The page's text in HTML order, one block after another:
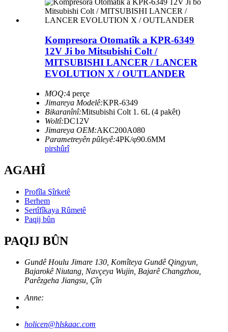
Kompresora Otomatîk a KPR-6349
12V Ji bo Mitsubishi Colt /
MITSUBISHI LANCER / LANCER
EVOLUTION X / OUTLANDER
MOQ:4 perçe
Jimareya Modelê:KPR-6349
Bikaranînî:Mitsubishi Colt 1. 6L (4 pakêt)
Woltî:DC12V
Jimareya OEM:AKC200A080
Parametreyên pûleyê:4PK/φ90.6MM
pirshûrî
AGAHÎ
Profîla Şîrketê
Berhem
Sertîfîkaya Rûmetê
Paqij bûn
PAQIJ BÛN
Gundê Houlu Jimare 130, Komîteya Gundê Qingyun,
Bajarokê Niutang, Navçeya Wujin, Bajarê Changzhou,
Parêzgeha Jiangsu, Çîn
Anne:
holicen@hlskaac.com